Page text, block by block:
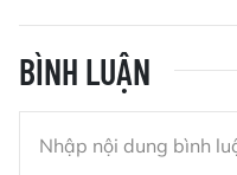
BÌNH LUẬN